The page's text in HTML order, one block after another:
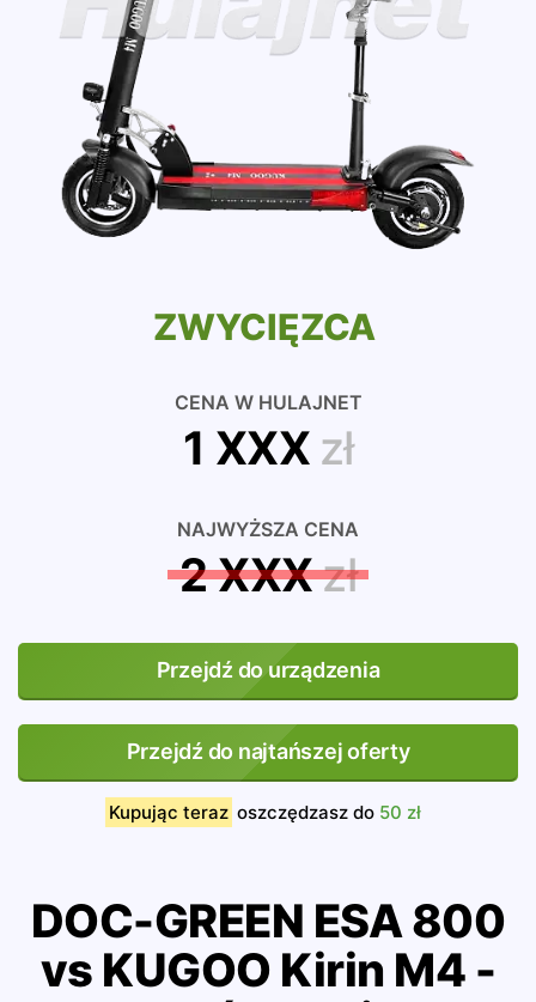
ZWYCIĘZCA
CENA W HULAJNET
1 XXX zł
NAJWYŻSZA CENA
2 XXXzł
Przejdź do urządzenia
Przejdź do najtańszej oferty
Kupując teraz oszczędzasz do 50 zł
DOC-GREEN ESA 800
vs KUGOO Kirin M4 -